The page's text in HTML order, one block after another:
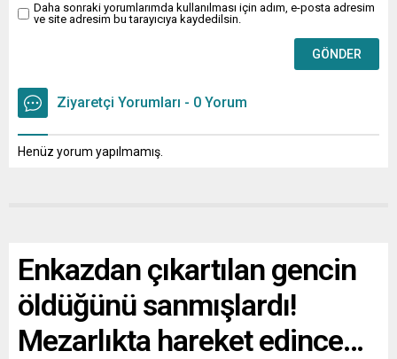
Daha sonraki yorumlarımda kullanılması için adım, e-posta adresim
ve site adresim bu tarayıcıya kaydedilsin.
Ziyaretçi Yorumları - 0 Yorum
Henüz yorum yapılmamış.
Enkazdan çıkartılan gencin
öldüğünü sanmışlardı!
Mezarlıkta hareket edince…